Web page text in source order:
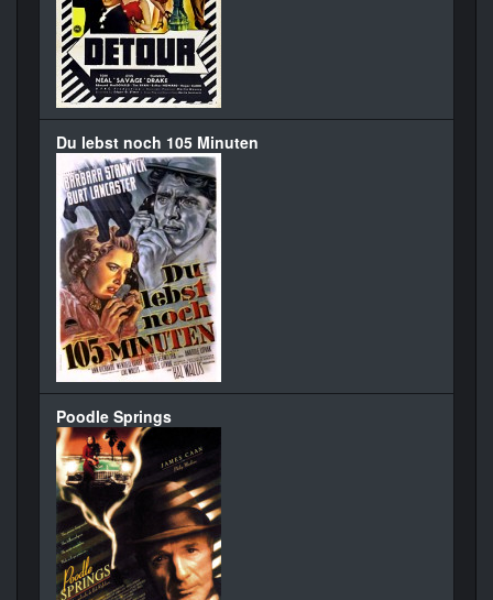
Du lebst noch 105 Minuten
Poodle Springs